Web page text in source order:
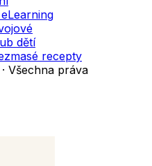
dětí
recepty
Všechna práva